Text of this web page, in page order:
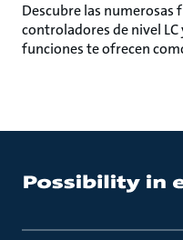
Descubre las numerosas
controladores de nivel
funciones te ofrecen